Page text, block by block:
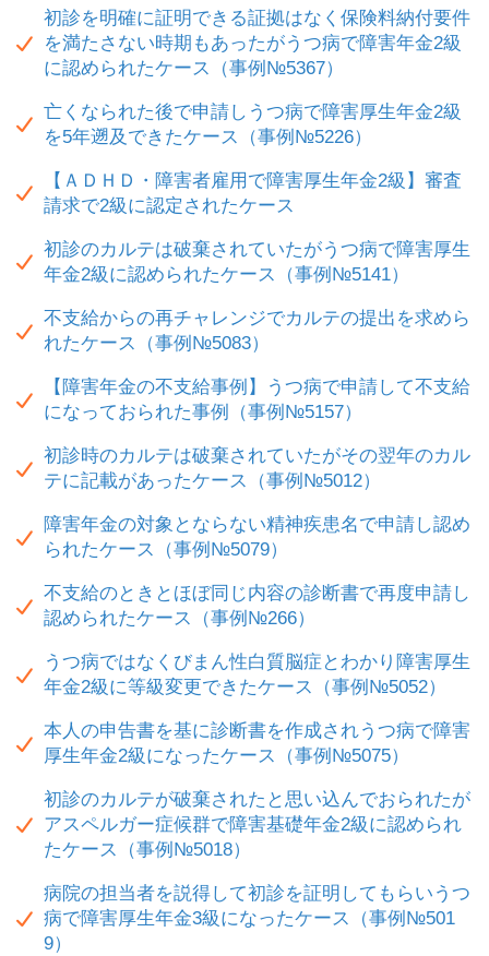
初診を明確に証明できる証拠はなく保険料納付要件
を満たさない時期もあったがうつ病で障害年金2級
に認められたケース（事例№5367）
亡くなられた後で申請しうつ病で障害厚生年金2級
を5年遡及できたケース（事例№5226）
【ＡＤＨＤ・障害者雇用で障害厚生年金2級】審査
請求で2級に認定されたケース
初診のカルテは破棄されていたがうつ病で障害厚生
年金2級に認められたケース（事例№5141）
不支給からの再チャレンジでカルテの提出を求めら
れたケース（事例№5083）
【障害年金の不支給事例】うつ病で申請して不支給
になっておられた事例（事例№5157）
初診時のカルテは破棄されていたがその翌年のカル
テに記載があったケース（事例№5012）
障害年金の対象とならない精神疾患名で申請し認め
られたケース（事例№5079）
不支給のときとほぼ同じ内容の診断書で再度申請し
認められたケース（事例№266）
うつ病ではなくびまん性白質脳症とわかり障害厚生
年金2級に等級変更できたケース（事例№5052）
本人の申告書を基に診断書を作成されうつ病で障害
厚生年金2級になったケース（事例№5075）
初診のカルテが破棄されたと思い込んでおられたが
アスペルガー症候群で障害基礎年金2級に認められ
たケース（事例№5018）
病院の担当者を説得して初診を証明してもらいうつ
病で障害厚生年金3級になったケース（事例№501
9）